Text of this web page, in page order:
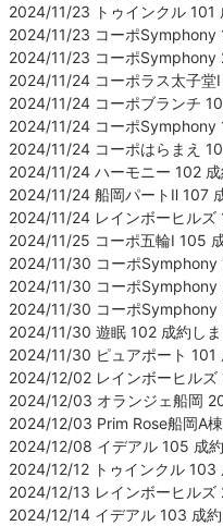
2024/11/23 トゥインクル 101
2024/11/23 コーポSymphony
2024/11/23 コーポSymphony
2024/11/24 コーポラス太子堂
2024/11/24 コーポブランチ
2024/11/24 コーポSymphony
2024/11/24 コーポはらまえ
2024/11/24 ハーモニー 102 成
2024/11/24 船岡パートⅡ 107
2024/11/24 レインボーヒルズ
2024/11/25 コーポ五輪Ⅰ 105
2024/11/30 コーポSymphony
2024/11/30 コーポSymphony
2024/11/30 コーポSymphony
2024/11/30 遊眠 102 成約しま
2024/11/30 ピュアポート 101
2024/12/02 レインボーヒルズ
2024/12/03 オランジェ船岡
2024/12/03 Prim Rose船岡A
2024/12/08 イデアル 105 成
2024/12/12 トゥインクル 103
2024/12/13 レインボーヒルズ
2024/12/14 イデアル 103 成約